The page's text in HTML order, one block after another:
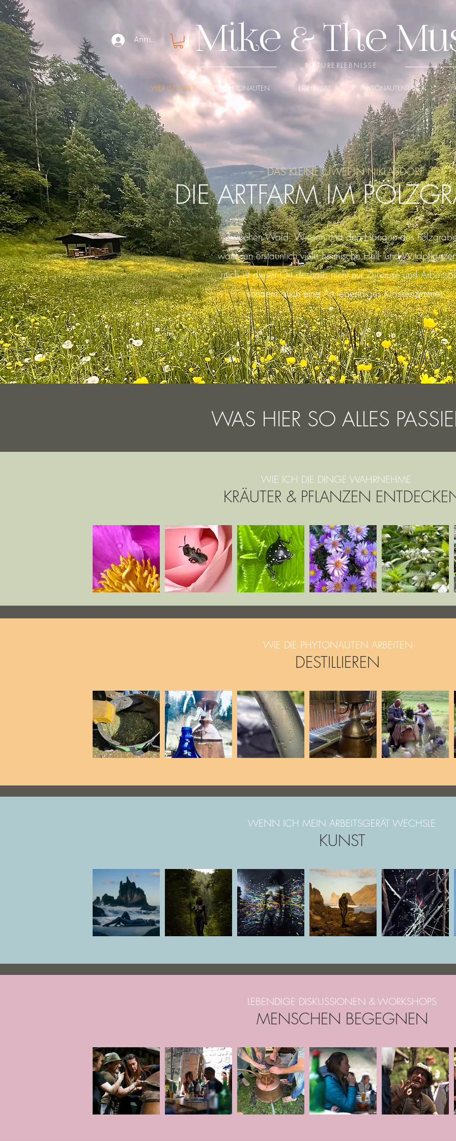
Anmelden Mike & The
NATURERLEBNISSE
START WER IST MIKE? PHYTONAUTEN ERLEBNISSE PHYTONAUTEN-LABOR
DAS KLEINE JUWEL IN NIKLASDORF
DIE ARTFARM IM
Zwischen Wald, Wiesen und den Hängen des
wachsen erstaunlich viele heimische Heil- und
mich ist dieser Ort deshalb nicht nur Zuhause und
sondern auch eine Art lebendiges Klassenzimmer.
WAS HIER SO ALLES
WIE ICH DIE DINGE WAHRNEHME
KRÄUTER & PFLANZEN
WIE DIE PHYTONAUTEN ARBEITEN
DESTILLIEREN
WENN ICH MEIN ARBEITSGERÄT WECHSLE
KUNST
LEBENDIGE DISKUSSIONEN & WORKSHOPS
MENSCHEN BEGEGNEN